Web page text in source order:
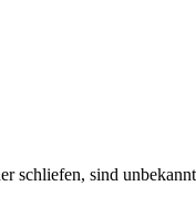
schliefen, sind